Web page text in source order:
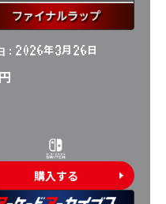
： 2026年3月 26日
購入する